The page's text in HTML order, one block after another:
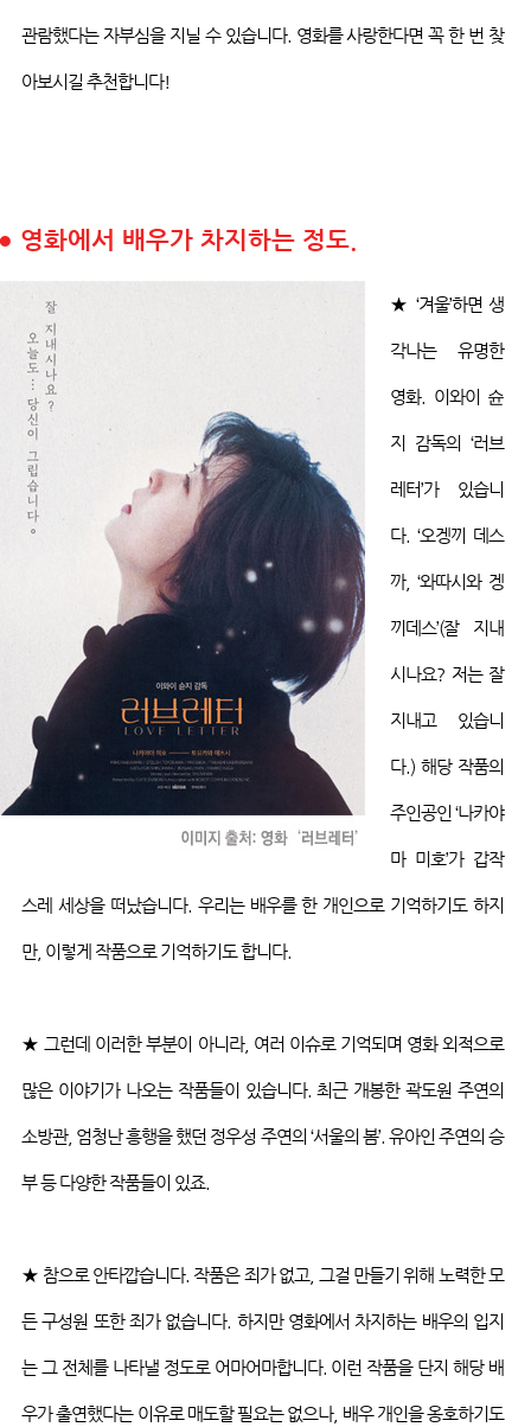
관람했다는 자부심을 지닐 수 있습니다. 영화를 사랑한다면 꼭 한 번 찾
아보시길 추천합니다!
영화에서 배우가 차지하는 정도.
★ ‘겨울’하면 생
각나는 유명한
영화. 이와이 슌
지 감독의 ‘러브
레터’가있습니
다. ‘오겡끼 데스
까, ‘와따시와 겡
끼데스’(잘 지내
시나요? 저는 잘
지내고 있습니
다.) 해당 작품의
주인공인 ‘나카야
마 미호’가갑작
스레 세상을 떠났습니다. 우리는 배우를 한 개인으로 기억하기도 하지
만, 이렇게 작품으로 기억하기도 합니다.
★ 그런데 이러한 부분이 아니라, 여러 이슈로 기억되며 영화 외적으로
많은 이야기가 나오는 작품들이 있습니다.최근 개봉한곽도원 주연의
소방관, 엄청난 흥행을 했던 정우성 주연의 ‘서울의 봄’. 유아인 주연의 승
부 등 다양한 작품들이 있죠
★ 참으로 안타깝습니다. 작품은 죄가 없고 그걸 만들기 위해 노력한 모
든 구성원 또한 죄가 없습니다. 하지만 영화에서 차지하는 배우의 입지
는 그 전체를 나타낼 정도로 어마어마합니다. 이런 작품을 단지 해당 배
우가 출연했다는 이유로 매도할 필요는 없으나, 배우 개인을 옹호하기도